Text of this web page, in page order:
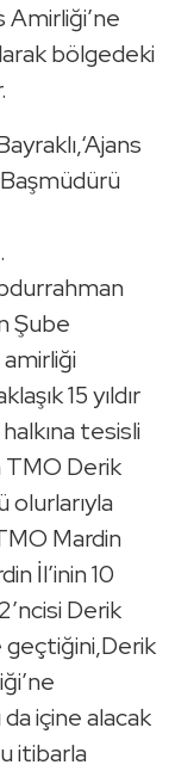
bölgedeki
Şube
15 yıldır
tesisli
Derik
Mardin
İl’inin 10
Derik
geçtiğini,Derik
içine alacak
itibarla